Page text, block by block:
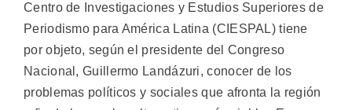
Centro de Investigaciones y Estudios Superiores de
Periodismo para América Latina (CIESPAL) tiene
por objeto, según el presidente del Congreso
Nacional, Guillermo Landázuri, conocer de los
problemas políticos y sociales que afronta la región